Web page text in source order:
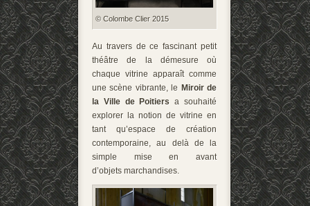
© Colombe Clier 2015
Au travers de ce fascinant petit
théâtre de la démesure où
chaque vitrine apparaît comme
une scène vibrante, le Miroir de
la Ville de Poitiers a souhaité
explorer la notion de vitrine en
tant qu’espace de création
contemporaine, au delà de la
simple mise en avant
d’objets marchandises.